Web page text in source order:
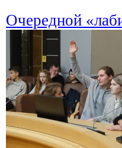
Очередной